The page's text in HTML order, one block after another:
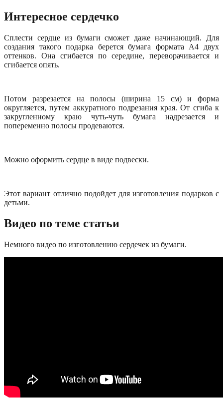
Интересное сердечко
Сплести сердце из бумаги сможет даже начинающий. Для
создания такого подарка берется бумага формата А4 двух
оттенков. Она сгибается по середине, переворачивается и
сгибается опять.
Потом разрезается на полосы (ширина 15 см) и форма
округляется, путем аккуратного подрезания края. От сгиба к
закругленному краю чуть-чуть бумага надрезается и
попеременно полосы продеваются.
Можно оформить сердце в виде подвески.
Этот вариант отлично подойдет для изготовления подарков с
детьми.
Видео по теме статьи
Немного видео по изготовлению сердечек из бумаги.